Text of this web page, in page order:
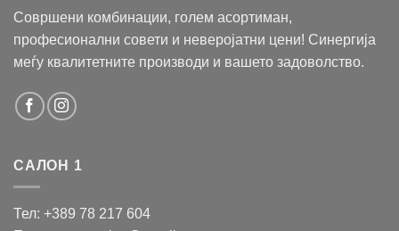
Совршени комбинации, голем асортиман,
професионални совети и неверојатни цени! Синергија
меѓу квалитетните производи и вашето задоволство.
САЛОН 1
Тел: +389 78 217 604